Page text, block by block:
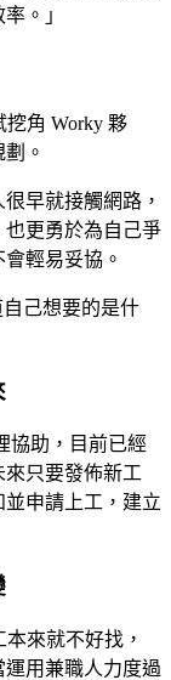
。」
角 Worky 夥
。
早就接觸網路，
更勇於為自己爭
輕易妥協。
自己想要的是什
協助，目前已經
只要發佈新工
申請上工，建立
來就不好找，
用兼職人力度過